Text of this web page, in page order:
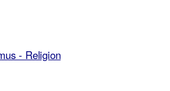
- Religion